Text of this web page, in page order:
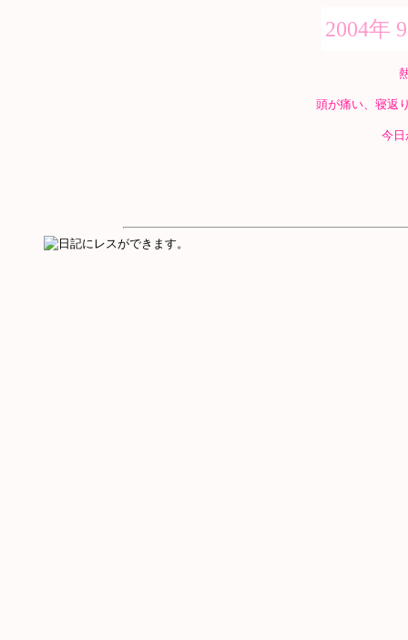
2004年
頭が痛い、寝返
今日